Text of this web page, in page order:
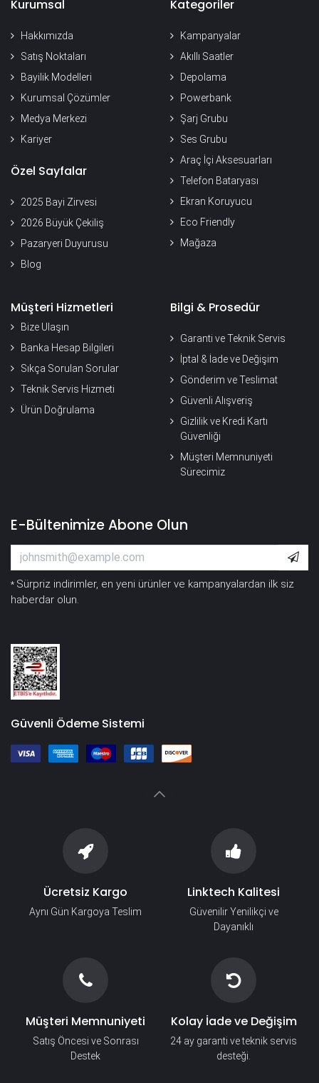
Kurumsal
Hakkımızda
Satış Noktaları
Bayilik Modelleri
Kurumsal Çözümler
Medya Merkezi
Kariyer
Özel Sayfalar
2025 Bayi Zirvesi
2026 Büyük Çekiliş
Pazaryeri Duyurusu
Blog
Kategoriler
Kampanyalar
Akıllı Saatler
Depolama
Powerbank
Şarj Grubu
Ses Grubu
Araç İçi Aksesuarları
Telefon Bataryası
Ekran Koruyucu
Eco Friendly
Mağaza
Müşteri Hizmetleri
Bize Ulaşın
Banka Hesap Bilgileri
Sıkça Sorulan Sorular
Teknik Servis Hizmeti
Ürün Doğrulama
Bilgi & Prosedür
Garanti ve Teknik Servis
İptal & İade ve Değişim
Gönderim ve Teslimat
Güvenli Alışveriş
Gizlilik ve Kredi Kartı
Güvenliği
Müşteri Memnuniyeti
Sürecimiz
E-Bültenimize Abone Olun
* Sürpriz indirimler, en yeni ürünler ve kampanyalardan ilk siz
haberdar olun.
Güvenli Ödeme Sistemi
Ücretsiz Kargo
Aynı Gün Kargoya Teslim
Linktech Kalitesi
Güvenilir Yenilikçi ve
Dayanıklı
Müşteri Memnuniyeti
Satış Öncesi ve Sonrası
Destek
Kolay İade ve Değişim
24 ay garanti ve teknik servis
desteği.